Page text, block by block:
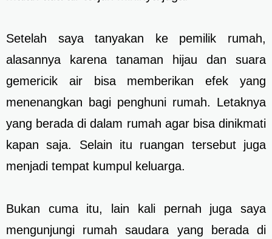
Setelah saya tanyakan ke pemilik rumah,
alasannya karena tanaman hijau dan suara
gemericik air bisa memberikan efek yang
menenangkan bagi penghuni rumah. Letaknya
yang berada di dalam rumah agar bisa dinikmati
kapan saja. Selain itu ruangan tersebut juga
menjadi tempat kumpul keluarga.
Bukan cuma itu, lain kali pernah juga saya
mengunjungi rumah saudara yang berada di